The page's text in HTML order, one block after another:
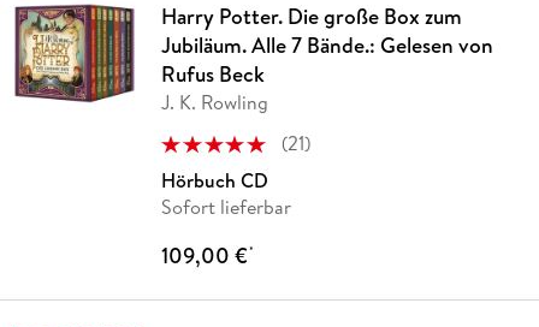
Harry Potter. Die große Box zum
Jubiläum. Alle 7 Bände.: Gelesen von
Rufus Beck
J. K. Rowling
(21)
Hörbuch CD
Sofort lieferbar
109,00 €*